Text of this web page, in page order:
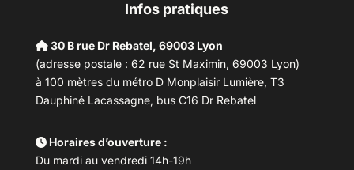
Infos pratiques
30 B rue Dr Rebatel, 69003 Lyon
(adresse postale : 62 rue St Maximin, 69003 Lyon)
à 100 mètres du métro D Monplaisir Lumière, T3
Dauphiné Lacassagne, bus C16 Dr Rebatel
Horaires d’ouverture :
Du mardi au vendredi 14h-19h